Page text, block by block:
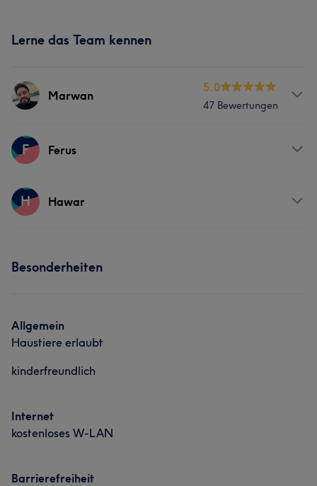
Lerne das Team kennen
Marwan
5.0
47 Bewertungen
Services
F Ferus
Services
H Hawar
Besonderheiten
Allgemein
Haustiere erlaubt
kinderfreundlich
Internet
kostenloses W-LAN
Barrierefreiheit